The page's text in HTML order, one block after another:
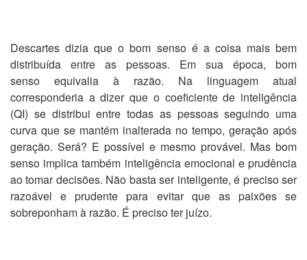
Descartes dizia que o bom senso é a coisa mais bem
distribuída entre as pessoas. Em sua época, bom
senso equivalia à razão. Na linguagem atual
corresponderia a dizer que o coeficiente de inteligência
(QI) se distribui entre todas as pessoas seguindo uma
curva que se mantém inalterada no tempo, geração após
geração. Será? E possível e mesmo provável. Mas bom
senso implica também inteligência emocional e prudência
ao tomar decisões. Não basta ser inteligente, é preciso ser
razoável e prudente para evitar que as paixões se
sobreponham à razão. É preciso ter juízo.